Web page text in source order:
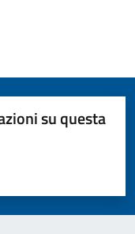
su questa